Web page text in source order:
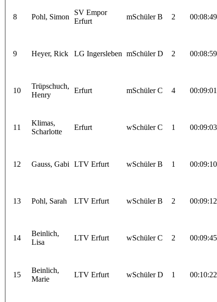
8 Pohl, Simon
SV Empor
Erfurt
mSchüler B 2 00:08:49
9 Heyer, Rick LG Ingersleben mSchüler D 2 00:08:59
10
Trüpschuch,
Henry
Erfurt mSchüler C 4 00:09:01
11
Klimas,
Scharlotte
Erfurt wSchüler C 1 00:09:03
12 Gauss, Gabi LTV Erfurt wSchüler B 1 00:09:10
13 Pohl, Sarah LTV Erfurt wSchüler B 2 00:09:12
14
Beinlich,
Lisa
LTV Erfurt wSchüler C 2 00:09:45
15
Beinlich,
Marie
LTV Erfurt wSchüler D 1 00:10:22